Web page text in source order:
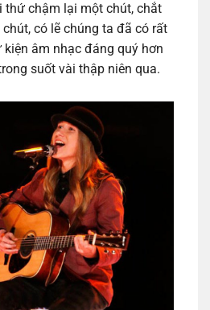
thứ chậm lại một chút, chắt
có lẽ chúng ta đã có rất
âm nhạc đáng quý hơn
suốt vài thập niên qua.